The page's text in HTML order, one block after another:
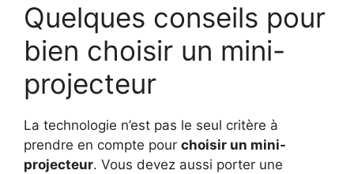
Quelques conseils pour
bien choisir un mini-
projecteur
La technologie n’est pas le seul critère à
prendre en compte pour choisir un mini-
projecteur. Vous devez aussi porter une